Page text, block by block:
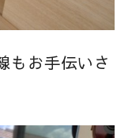
もお手伝いさ